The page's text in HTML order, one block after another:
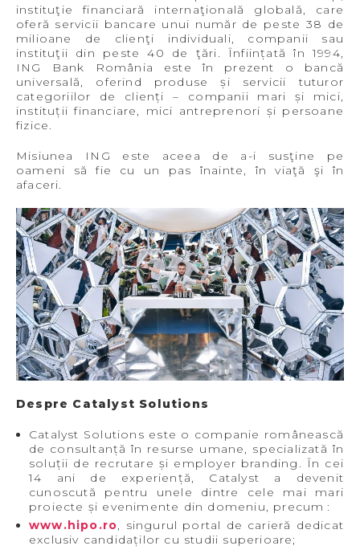
instituţie financiară internaţională globală, care
oferă servicii bancare unui număr de peste 38 de
milioane de clienţi individuali, companii sau
instituţii din peste 40 de ţări. Înființată în 1994,
ING Bank România este în prezent o bancă
universală, oferind produse și servicii tuturor
categoriilor de clienți – companii mari și mici,
instituții financiare, mici antreprenori și persoane
fizice.
Misiunea ING este aceea de a-i susţine pe
oameni să fie cu un pas înainte, în viaţă şi în
afaceri.
Despre Catalyst Solutions
Catalyst Solutions este o companie românească
de consultanță în resurse umane, specializată în
soluții de recrutare și employer branding. În cei
14 ani de experiență, Catalyst a devenit
cunoscută pentru unele dintre cele mai mari
proiecte și evenimente din domeniu, precum :
www.hipo.ro, singurul portal de carieră dedicat
exclusiv candidaților cu studii superioare;